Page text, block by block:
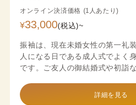
オンライン決済価格 (1人あたり)
¥33,000(税込)~
振袖は、現在未婚女性の第一礼
人になる日である成人式でよく
です。ご友人の御結婚式や初詣
詳細を見る